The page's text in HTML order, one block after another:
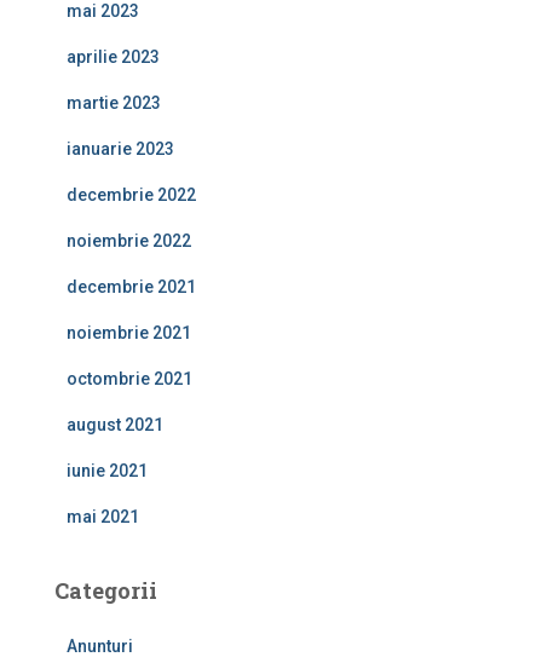
mai 2023
aprilie 2023
martie 2023
ianuarie 2023
decembrie 2022
noiembrie 2022
decembrie 2021
noiembrie 2021
octombrie 2021
august 2021
iunie 2021
mai 2021
Categorii
Anunturi